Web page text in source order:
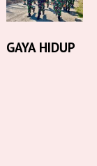
GAYA HIDUP